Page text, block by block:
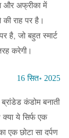
और अफ्रीका में
राह पर है।
है, जो बहुत स्मार्ट
करेगी।
16 सित॰ 2025
कंडोम बनाती
ये सिर्फ एक
एक छोटा सा दर्पण